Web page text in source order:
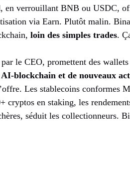
, en verrouillant BNB ou USDC,
via Earn. Plutôt malin.
loin des simples trades.
le CEO, promettent des
blockchain et de nouveaux
Les stablecoins conformes
cryptos en staking, les
séduit les collectionneurs.